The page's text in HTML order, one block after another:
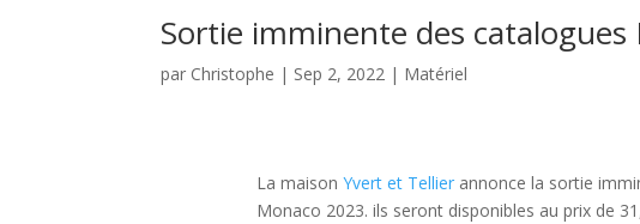
Sortie imminente des
par Christophe | Sep 2, 2022 | Matériel
La maison Yvert et Tellierannonce la sortie
Monaco 2023. ils seront disponibles au prix de